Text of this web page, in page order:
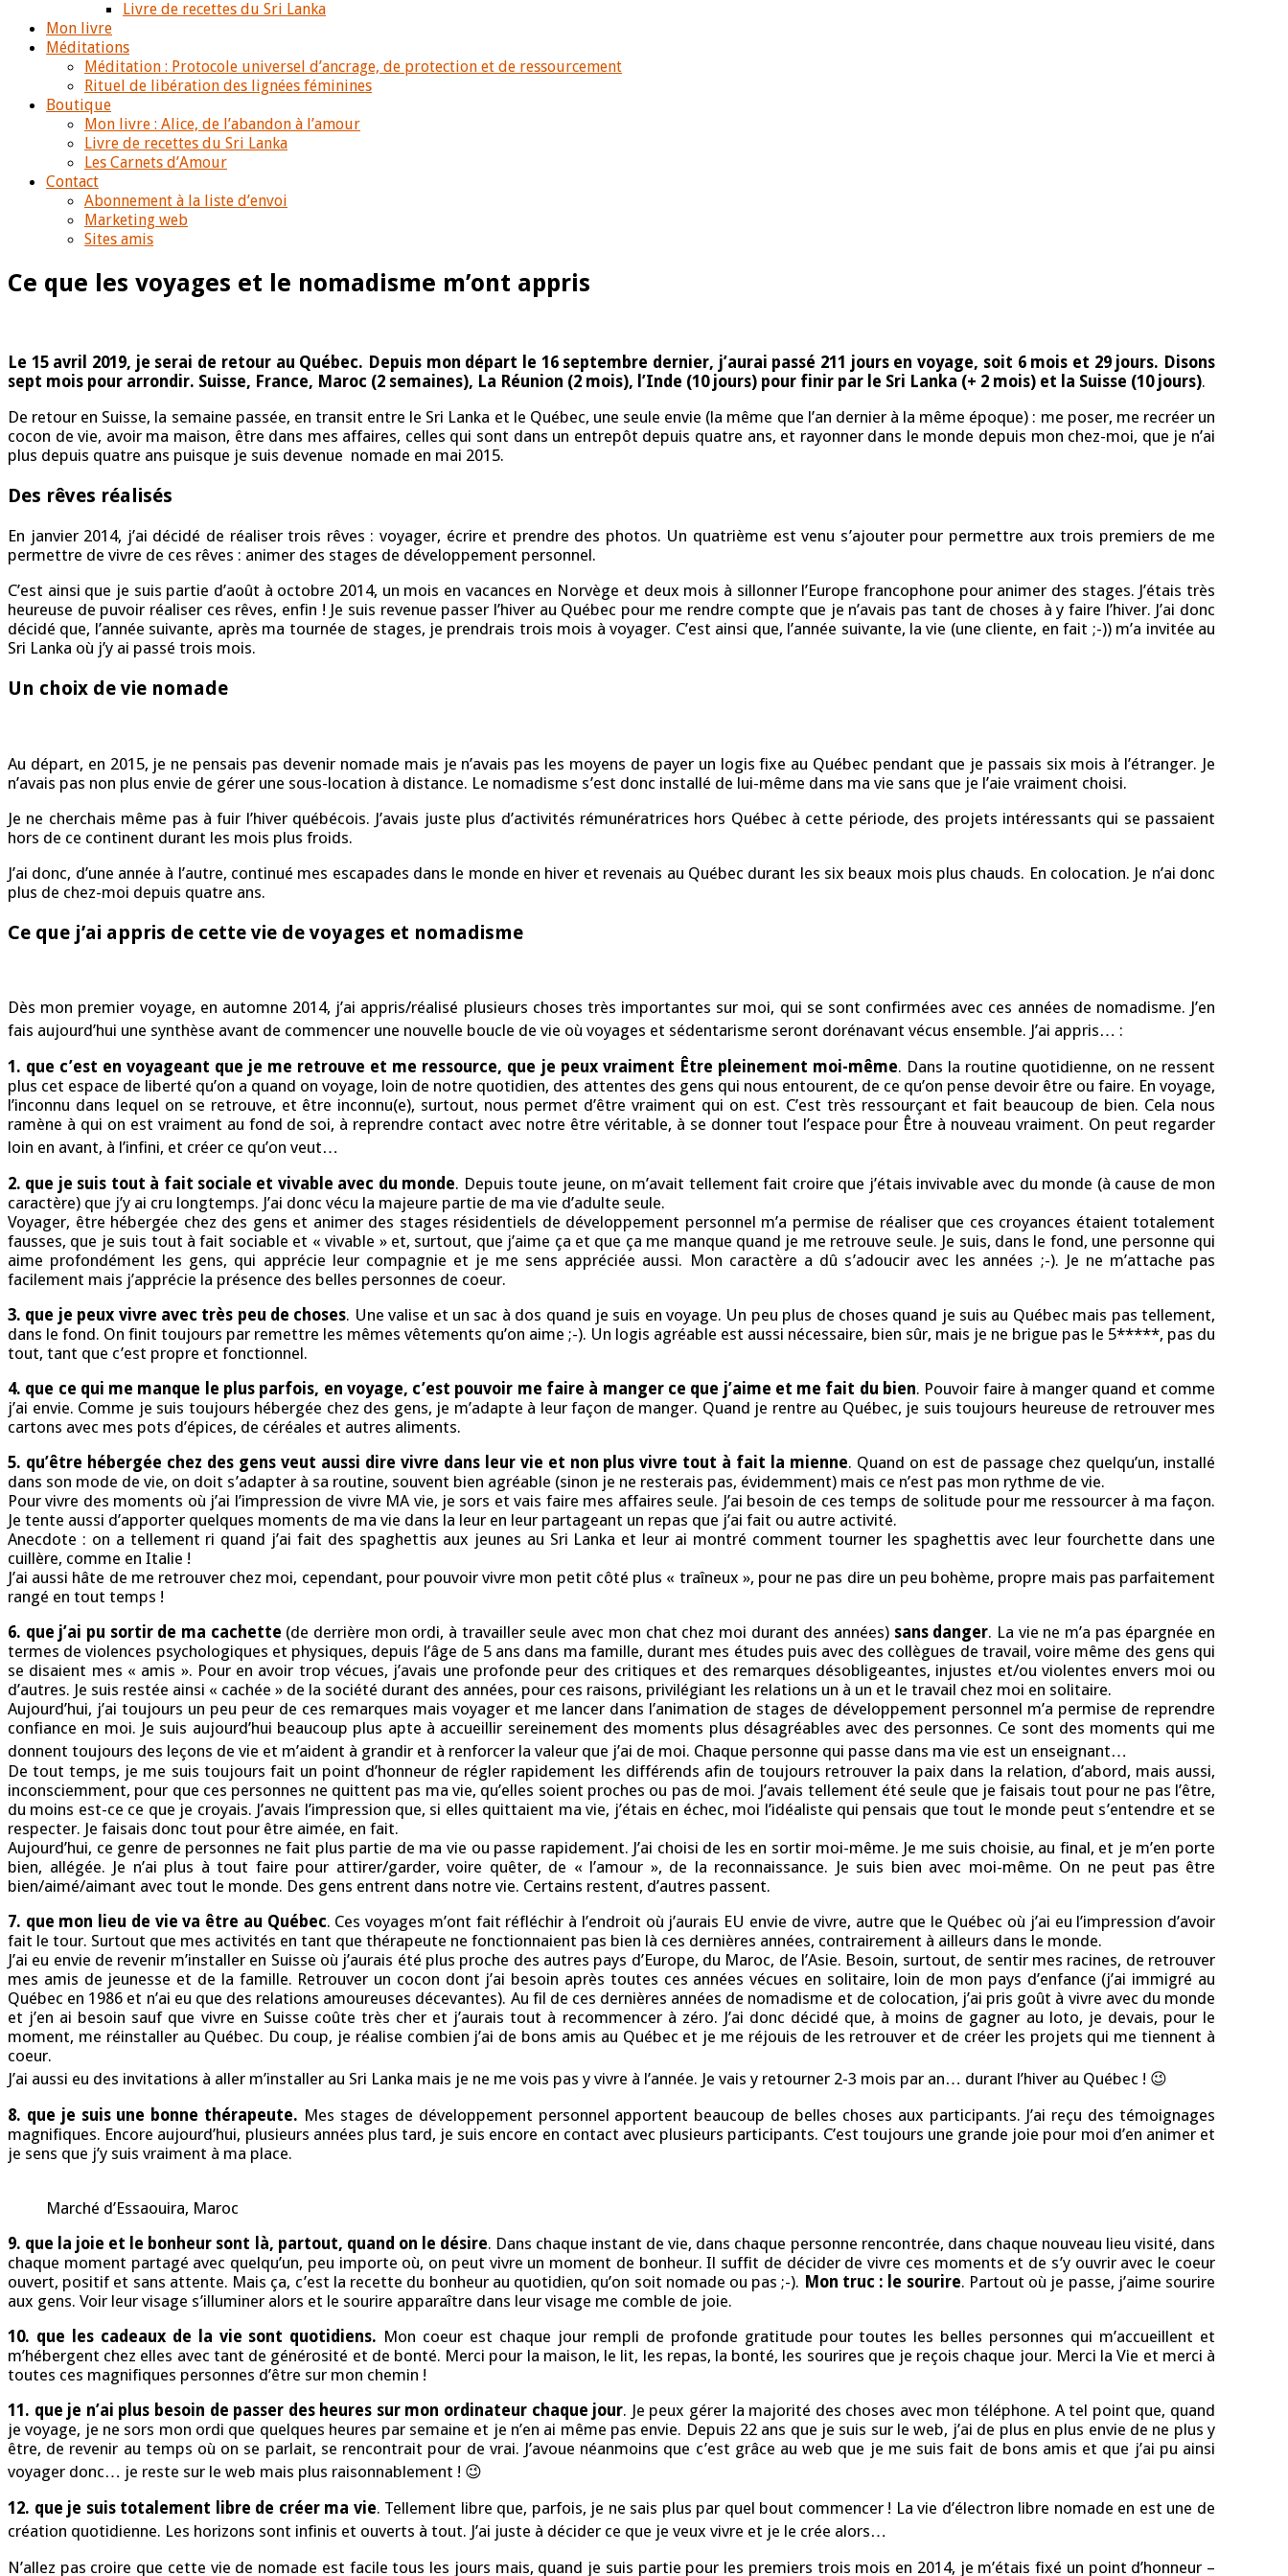
Livre de recettes du Sri Lanka
Mon livre
Méditations
Méditation : Protocole universel d’ancrage, de protection et de ressourcement
Rituel de libération des lignées féminines
Boutique
Mon livre : Alice, de l’abandon à l’amour
Livre de recettes du Sri Lanka
Les Carnets d’Amour
Contact
Abonnement à la liste d’envoi
Marketing web
Sites amis
Ce que les voyages et le nomadisme m’ont appris
Le 15 avril 2019, je serai de retour au Québec. Depuis mon départ le 16 septembre dernier, j’aurai passé 211 jours en voyage, soit 6 mois et 29 jours. Disons
sept mois pour arrondir. Suisse, France, Maroc (2 semaines), La Réunion (2 mois), l’Inde (10 jours) pour finir par le Sri Lanka (+ 2 mois) et la Suisse (10 jours).
De retour en Suisse, la semaine passée, en transit entre le Sri Lanka et le Québec, une seule envie (la même que l’an dernier à la même époque) : me poser, me recréer un
cocon de vie, avoir ma maison, être dans mes affaires, celles qui sont dans un entrepôt depuis quatre ans, et rayonner dans le monde depuis mon chez-moi, que je n’ai
plus depuis quatre ans puisque je suis devenue nomade en mai 2015.
Des rêves réalisés
En janvier 2014, j’ai décidé de réaliser trois rêves : voyager, écrire et prendre des photos. Un quatrième est venu s’ajouter pour permettre aux trois premiers de me
permettre de vivre de ces rêves : animer des stages de développement personnel.
C’est ainsi que je suis partie d’août à octobre 2014, un mois en vacances en Norvège et deux mois à sillonner l’Europe francophone pour animer des stages. J’étais très
heureuse de puvoir réaliser ces rêves, enfin ! Je suis revenue passer l’hiver au Québec pour me rendre compte que je n’avais pas tant de choses à y faire l’hiver. J’ai donc
décidé que, l’année suivante, après ma tournée de stages, je prendrais trois mois à voyager. C’est ainsi que, l’année suivante, la vie (une cliente, en fait ;-)) m’a invitée au
Sri Lanka où j’y ai passé trois mois.
Un choix de vie nomade
Au départ, en 2015, je ne pensais pas devenir nomade mais je n’avais pas les moyens de payer un logis fixe au Québec pendant que je passais six mois à l’étranger. Je
n’avais pas non plus envie de gérer une sous-location à distance. Le nomadisme s’est donc installé de lui-même dans ma vie sans que je l’aie vraiment choisi.
Je ne cherchais même pas à fuir l’hiver québécois. J’avais juste plus d’activités rémunératrices hors Québec à cette période, des projets intéressants qui se passaient
hors de ce continent durant les mois plus froids.
J’ai donc, d’une année à l’autre, continué mes escapades dans le monde en hiver et revenais au Québec durant les six beaux mois plus chauds. En colocation. Je n’ai donc
plus de chez-moi depuis quatre ans.
Ce que j’ai appris de cette vie de voyages et nomadisme
Dès mon premier voyage, en automne 2014, j’ai appris/réalisé plusieurs choses très importantes sur moi, qui se sont confirmées avec ces années de nomadisme. J’en
fais aujourd’hui une synthèse avant de commencer une nouvelle boucle de vie où voyages et sédentarisme seront dorénavant vécus ensemble. J’ai appris… :
1. que c’est en voyageant que je me retrouve et me ressource, que je peux vraiment Être pleinement moi-même. Dans la routine quotidienne, on ne ressent
plus cet espace de liberté qu’on a quand on voyage, loin de notre quotidien, des attentes des gens qui nous entourent, de ce qu’on pense devoir être ou faire. En voyage,
l’inconnu dans lequel on se retrouve, et être inconnu(e), surtout, nous permet d’être vraiment qui on est. C’est très ressourçant et fait beaucoup de bien. Cela nous
ramène à qui on est vraiment au fond de soi, à reprendre contact avec notre être véritable, à se donner tout l’espace pour Être à nouveau vraiment. On peut regarder
loin en avant, à l’infini, et créer ce qu’on veut…
2. que je suis tout à fait sociale et vivable avec du monde. Depuis toute jeune, on m’avait tellement fait croire que j’étais invivable avec du monde (à cause de mon
caractère) que j’y ai cru longtemps. J’ai donc vécu la majeure partie de ma vie d’adulte seule.
Voyager, être hébergée chez des gens et animer des stages résidentiels de développement personnel m’a permise de réaliser que ces croyances étaient totalement
fausses, que je suis tout à fait sociable et « vivable » et, surtout, que j’aime ça et que ça me manque quand je me retrouve seule. Je suis, dans le fond, une personne qui
aime profondément les gens, qui apprécie leur compagnie et je me sens appréciée aussi. Mon caractère a dû s’adoucir avec les années ;-). Je ne m’attache pas
facilement mais j’apprécie la présence des belles personnes de coeur.
3. que je peux vivre avec très peu de choses. Une valise et un sac à dos quand je suis en voyage. Un peu plus de choses quand je suis au Québec mais pas tellement,
dans le fond. On finit toujours par remettre les mêmes vêtements qu’on aime ;-). Un logis agréable est aussi nécessaire, bien sûr, mais je ne brigue pas le 5*****, pas du
tout, tant que c’est propre et fonctionnel.
4. que ce qui me manque le plus parfois, en voyage, c’est pouvoir me faire à manger ce que j’aime et me fait du bien. Pouvoir faire à manger quand et comme
j’ai envie. Comme je suis toujours hébergée chez des gens, je m’adapte à leur façon de manger. Quand je rentre au Québec, je suis toujours heureuse de retrouver mes
cartons avec mes pots d’épices, de céréales et autres aliments.
5. qu’être hébergée chez des gens veut aussi dire vivre dans leur vie et non plus vivre tout à fait la mienne. Quand on est de passage chez quelqu’un, installé
dans son mode de vie, on doit s’adapter à sa routine, souvent bien agréable (sinon je ne resterais pas, évidemment) mais ce n’est pas mon rythme de vie.
Pour vivre des moments où j’ai l’impression de vivre MA vie, je sors et vais faire mes affaires seule. J’ai besoin de ces temps de solitude pour me ressourcer à ma façon.
Je tente aussi d’apporter quelques moments de ma vie dans la leur en leur partageant un repas que j’ai fait ou autre activité.
Anecdote : on a tellement ri quand j’ai fait des spaghettis aux jeunes au Sri Lanka et leur ai montré comment tourner les spaghettis avec leur fourchette dans une
cuillère, comme en Italie !
J’ai aussi hâte de me retrouver chez moi, cependant, pour pouvoir vivre mon petit côté plus « traîneux », pour ne pas dire un peu bohème, propre mais pas parfaitement
rangé en tout temps !
6. que j’ai pu sortir de ma cachette (de derrière mon ordi, à travailler seule avec mon chat chez moi durant des années) sans danger. La vie ne m’a pas épargnée en
termes de violences psychologiques et physiques, depuis l’âge de 5 ans dans ma famille, durant mes études puis avec des collègues de travail, voire même des gens qui
se disaient mes « amis ». Pour en avoir trop vécues, j’avais une profonde peur des critiques et des remarques désobligeantes, injustes et/ou violentes envers moi ou
d’autres. Je suis restée ainsi « cachée » de la société durant des années, pour ces raisons, privilégiant les relations un à un et le travail chez moi en solitaire.
Aujourd’hui, j’ai toujours un peu peur de ces remarques mais voyager et me lancer dans l’animation de stages de développement personnel m’a permise de reprendre
confiance en moi. Je suis aujourd’hui beaucoup plus apte à accueillir sereinement des moments plus désagréables avec des personnes. Ce sont des moments qui me
donnent toujours des leçons de vie et m’aident à grandir et à renforcer la valeur que j’ai de moi. Chaque personne qui passe dans ma vie est un enseignant…
De tout temps, je me suis toujours fait un point d’honneur de régler rapidement les différends afin de toujours retrouver la paix dans la relation, d’abord, mais aussi,
inconsciemment, pour que ces personnes ne quittent pas ma vie, qu’elles soient proches ou pas de moi. J’avais tellement été seule que je faisais tout pour ne pas l’être,
du moins est-ce ce que je croyais. J’avais l’impression que, si elles quittaient ma vie, j’étais en échec, moi l’idéaliste qui pensais que tout le monde peut s’entendre et se
respecter. Je faisais donc tout pour être aimée, en fait.
Aujourd’hui, ce genre de personnes ne fait plus partie de ma vie ou passe rapidement. J’ai choisi de les en sortir moi-même. Je me suis choisie, au final, et je m’en porte
bien, allégée. Je n’ai plus à tout faire pour attirer/garder, voire quêter, de « l’amour », de la reconnaissance. Je suis bien avec moi-même. On ne peut pas être
bien/aimé/aimant avec tout le monde. Des gens entrent dans notre vie. Certains restent, d’autres passent.
7. que mon lieu de vie va être au Québec. Ces voyages m’ont fait réfléchir à l’endroit où j’aurais EU envie de vivre, autre que le Québec où j’ai eu l’impression d’avoir
fait le tour. Surtout que mes activités en tant que thérapeute ne fonctionnaient pas bien là ces dernières années, contrairement à ailleurs dans le monde.
J’ai eu envie de revenir m’installer en Suisse où j’aurais été plus proche des autres pays d’Europe, du Maroc, de l’Asie. Besoin, surtout, de sentir mes racines, de retrouver
mes amis de jeunesse et de la famille. Retrouver un cocon dont j’ai besoin après toutes ces années vécues en solitaire, loin de mon pays d’enfance (j’ai immigré au
Québec en 1986 et n’ai eu que des relations amoureuses décevantes). Au fil de ces dernières années de nomadisme et de colocation, j’ai pris goût à vivre avec du monde
et j’en ai besoin sauf que vivre en Suisse coûte très cher et j’aurais tout à recommencer à zéro. J’ai donc décidé que, à moins de gagner au loto, je devais, pour le
moment, me réinstaller au Québec. Du coup, je réalise combien j’ai de bons amis au Québec et je me réjouis de les retrouver et de créer les projets qui me tiennent à
coeur.
J’ai aussi eu des invitations à aller m’installer au Sri Lanka mais je ne me vois pas y vivre à l’année. Je vais y retourner 2-3 mois par an… durant l’hiver au Québec ! 😉
8. que je suis une bonne thérapeute. Mes stages de développement personnel apportent beaucoup de belles choses aux participants. J’ai reçu des témoignages
magnifiques. Encore aujourd’hui, plusieurs années plus tard, je suis encore en contact avec plusieurs participants. C’est toujours une grande joie pour moi d’en animer et
je sens que j’y suis vraiment à ma place.
Marché d’Essaouira, Maroc
9. que la joie et le bonheur sont là, partout, quand on le désire. Dans chaque instant de vie, dans chaque personne rencontrée, dans chaque nouveau lieu visité, dans
chaque moment partagé avec quelqu’un, peu importe où, on peut vivre un moment de bonheur. Il suffit de décider de vivre ces moments et de s’y ouvrir avec le coeur
ouvert, positif et sans attente. Mais ça, c’est la recette du bonheur au quotidien, qu’on soit nomade ou pas ;-). Mon truc : le sourire. Partout où je passe, j’aime sourire
aux gens. Voir leur visage s’illuminer alors et le sourire apparaître dans leur visage me comble de joie.
10. que les cadeaux de la vie sont quotidiens. Mon coeur est chaque jour rempli de profonde gratitude pour toutes les belles personnes qui m’accueillent et
m’hébergent chez elles avec tant de générosité et de bonté. Merci pour la maison, le lit, les repas, la bonté, les sourires que je reçois chaque jour. Merci la Vie et merci à
toutes ces magnifiques personnes d’être sur mon chemin !
11. que je n’ai plus besoin de passer des heures sur mon ordinateur chaque jour. Je peux gérer la majorité des choses avec mon téléphone. A tel point que, quand
je voyage, je ne sors mon ordi que quelques heures par semaine et je n’en ai même pas envie. Depuis 22 ans que je suis sur le web, j’ai de plus en plus envie de ne plus y
être, de revenir au temps où on se parlait, se rencontrait pour de vrai. J’avoue néanmoins que c’est grâce au web que je me suis fait de bons amis et que j’ai pu ainsi
voyager donc… je reste sur le web mais plus raisonnablement ! 😉
12. que je suis totalement libre de créer ma vie. Tellement libre que, parfois, je ne sais plus par quel bout commencer ! La vie d’électron libre nomade en est une de
création quotidienne. Les horizons sont infinis et ouverts à tout. J’ai juste à décider ce que je veux vivre et je le crée alors…
N’allez pas croire que cette vie de nomade est facile tous les jours mais, quand je suis partie pour les premiers trois mois en 2014, je m’étais fixé un point d’honneur –